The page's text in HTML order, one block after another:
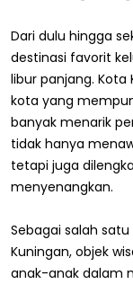
Dari dulu hingga
destinasi favorit
libur panjang. Kota
kota yang
banyak menarik
tidak hanya
tetapi juga
menyenangkan.
Sebagai salah
Kuningan, objek
anak-anak dalam